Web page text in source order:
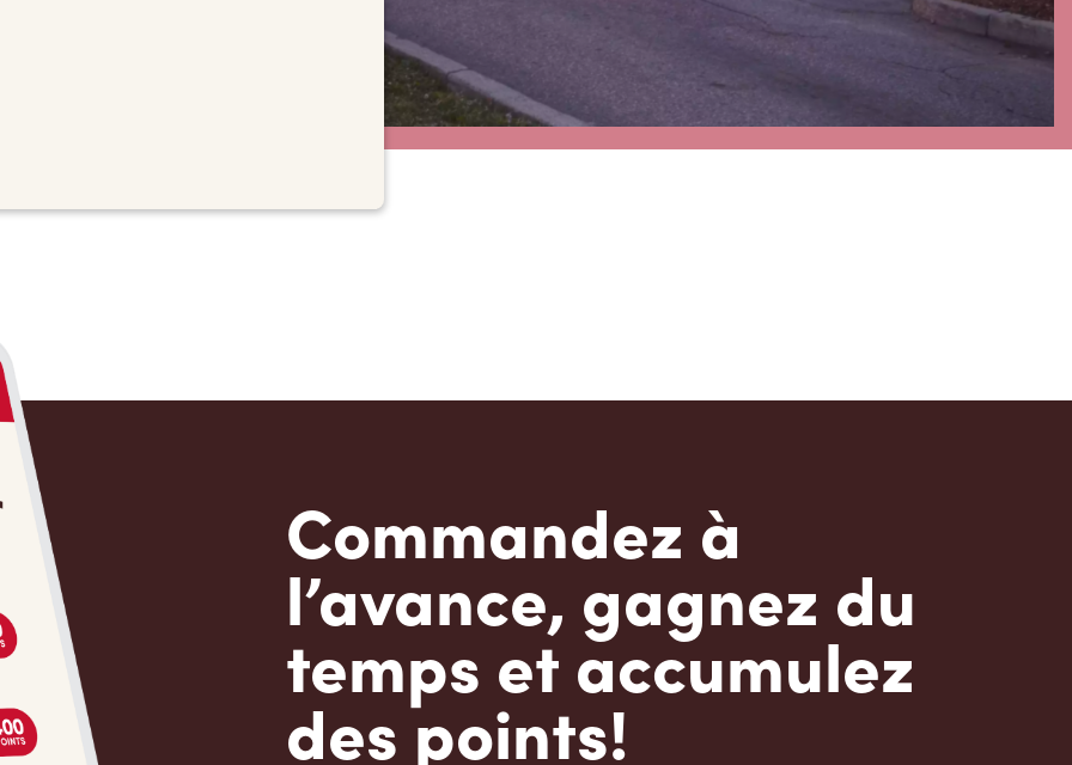
Commandez à
l’avance, gagnez du
temps et accumulez
des points!